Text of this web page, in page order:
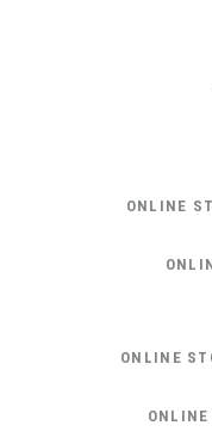
ONLINE
ONLINE